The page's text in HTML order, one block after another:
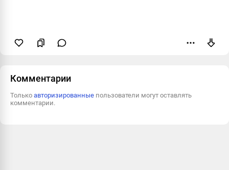
Комментарии
Только авторизированные пользователи могут оставлять
комментарии.